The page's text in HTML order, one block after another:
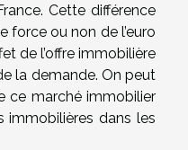
Cette différence
force ou non de l’euro
de l’offre immobilière
la demande. On peut
ce marché immobilier
immobilières dans les